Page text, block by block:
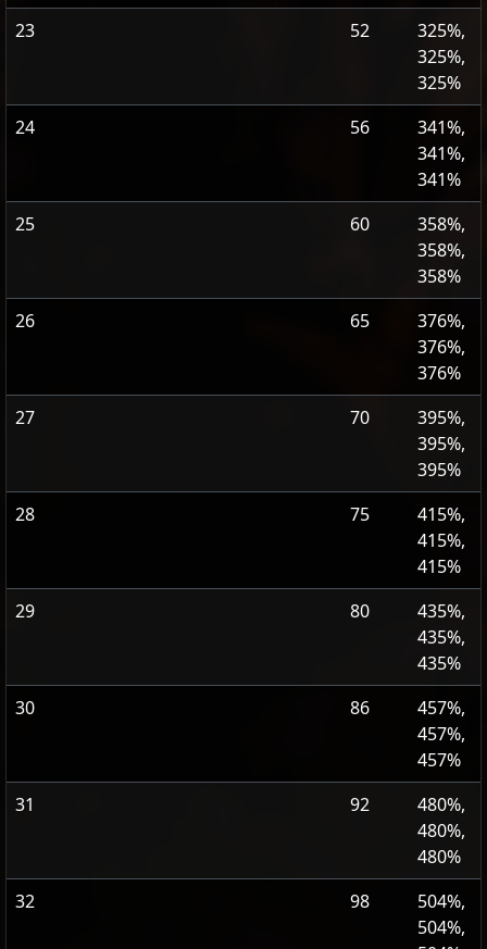
23
52
325%,
325%,
325%
24
56
341%,
341%,
341%
25
60
358%,
358%,
358%
26
65
376%,
376%,
376%
27
70
395%,
395%,
395%
28
75
415%,
415%,
415%
29
80
435%,
435%,
435%
30
86
457%,
457%,
457%
31
92
480%,
480%,
480%
32
98
504%,
504%,